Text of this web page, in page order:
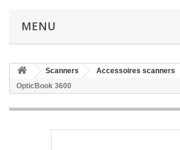
MENU
Scanners Accessoires scanners
OpticBook 3600